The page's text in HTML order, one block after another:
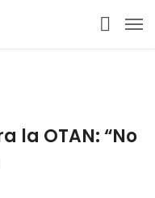
la OTAN: “No